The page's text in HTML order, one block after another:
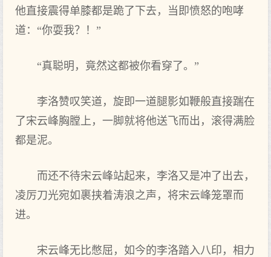
他直接震得单膝都是跪了下去，当即愤怒的咆哮
道：“你耍我？！”
“真聪明，竟然这都被你看穿了。”
李洛赞叹笑道，旋即一道腿影如鞭般直接踹在
了宋云峰胸膛上，一脚就将他送飞而出，滚得满脸
都是泥。
而还不待宋云峰站起来，李洛又是冲了出去，
凌厉刀光宛如裹挟着涛浪之声，将宋云峰笼罩而
进。
宋云峰无比憋屈，如今的李洛踏入八印，相力